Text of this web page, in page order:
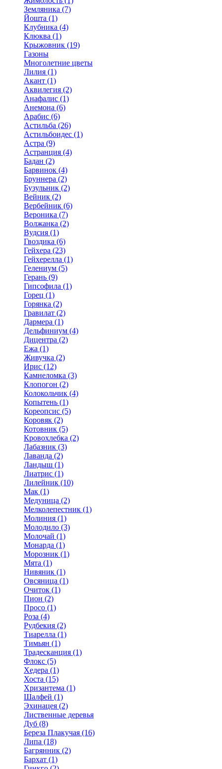
Земляника (7)
Йошта (1)
Клубника (4)
Клюква (1)
Крыжовник (19)
Газоны
Многолетние цветы
Лилия (1)
Акант (1)
Аквилегия (2)
Анафалис (1)
Анемона (6)
Арабис (6)
Астильба (26)
Астильбоидес (1)
Астра (9)
Астранция (4)
Бадан (2)
Барвинок (4)
Бруннера (2)
Бузульник (2)
Вейник (2)
Вербейник (6)
Вероника (7)
Волжанка (2)
Вудсия (1)
Гвоздика (6)
Гейхера (23)
Гейхерелла (1)
Гелениум (5)
Герань (9)
Гипсофила (1)
Горец (1)
Горянка (2)
Гравилат (2)
Дармера (1)
Дельфиниум (4)
Дицентра (2)
Ежа (1)
Живучка (2)
Ирис (12)
Камнеломка (3)
Клопогон (2)
Колокольчик (4)
Копытень (1)
Кореопсис (5)
Коровяк (2)
Котовник (5)
Кровохлебка (2)
Лабазник (3)
Лаванда (2)
Ландыш (1)
Лиатрис (1)
Лилейник (10)
Мак (1)
Медуница (2)
Мелколепестник (1)
Молиния (1)
Молодило (3)
Молочай (1)
Монарда (1)
Морозник (1)
Мята (1)
Нивяник (1)
Овсяница (1)
Очиток (1)
Пион (2)
Просо (1)
Роза (4)
Рудбекия (2)
Тиарелла (1)
Тимьян (1)
Традесканция (1)
Флокс (5)
Хедера (1)
Хоста (15)
Хризантема (1)
Шалфей (1)
Эхинацея (2)
Лиственные деревья
Дуб (8)
Береза Плакучая (16)
Липа (18)
Багрянник (2)
Бархат (1)